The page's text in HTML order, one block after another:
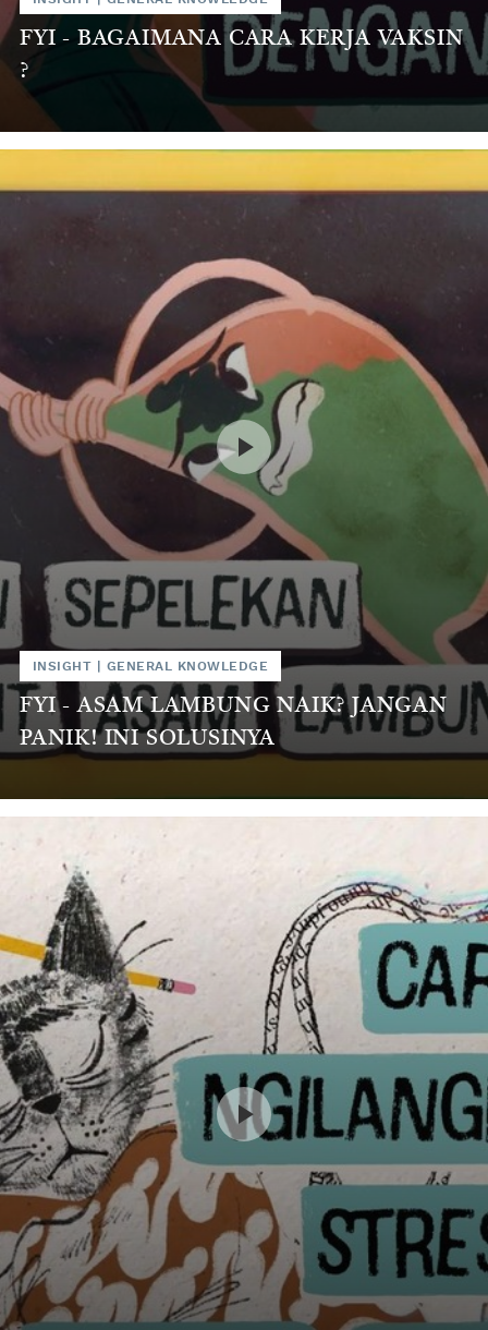
FYI - BAGAIMANA CARA KERJA VAKSIN
?
INSIGHT GENERAL KNOWLEDGE
FYI - ASAM LAMBUNG NAIK? JANGAN
PANIK! INI SOLUSINYA